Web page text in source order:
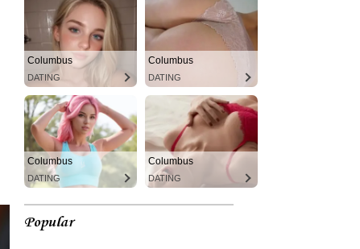
Columbus
DATING
Columbus
DATING
Columbus
DATING
Columbus
DATING
Popular